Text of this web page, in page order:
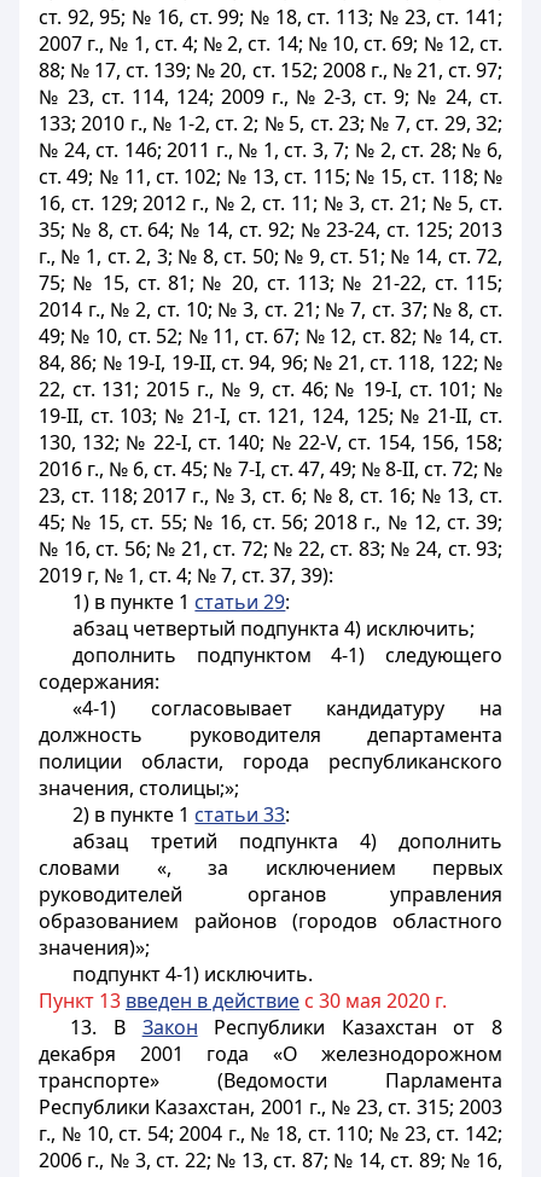
ст. 92, 95; № 16, ст. 99; № 18, ст. 113; № 23, ст. 141;
2007 г., № 1, ст. 4; № 2, ст. 14; № 10, ст. 69; № 12, ст.
88; № 17, ст. 139; № 20, ст. 152; 2008 г., № 21, ст. 97;
№ 23, ст. 114, 124; 2009 г., № 2-3, ст. 9; № 24, ст.
133; 2010 г., № 1-2, ст. 2; № 5, ст. 23; № 7, ст. 29, 32;
№ 24, ст. 146; 2011 г., № 1, ст. 3, 7; № 2, ст. 28; № 6,
ст. 49; № 11, ст. 102; № 13, ст. 115; № 15, ст. 118; №
16, ст. 129; 2012 г., № 2, ст. 11; № 3, ст. 21; № 5, ст.
35; № 8, ст. 64; № 14, ст. 92; № 23-24, ст. 125; 2013
г., № 1, ст. 2, 3; № 8, ст. 50; № 9, ст. 51; № 14, ст. 72,
75; № 15, ст. 81; № 20, ст. 113; № 21-22, ст. 115;
2014 г., № 2, ст. 10; № 3, ст. 21; № 7, ст. 37; № 8, ст.
49; № 10, ст. 52; № 11, ст. 67; № 12, ст. 82; № 14, ст.
84, 86; № 19-I, 19-II, ст. 94, 96; № 21, ст. 118, 122; №
22, ст. 131; 2015 г., № 9, ст. 46; № 19-I, ст. 101; №
19-II, ст. 103; № 21-I, ст. 121, 124, 125; № 21-II, ст.
130, 132; № 22-I, ст. 140; № 22-V, ст. 154, 156, 158;
2016 г., № 6, ст. 45; № 7-I, ст. 47, 49; № 8-II, ст. 72; №
23, ст. 118; 2017 г., № 3, ст. 6; № 8, ст. 16; № 13, ст.
45; № 15, ст. 55; № 16, ст. 56; 2018 г., № 12, ст. 39;
№ 16, ст. 56; № 21, ст. 72; № 22, ст. 83; № 24, ст. 93;
2019 г, № 1, ст. 4; № 7, ст. 37, 39):
1) в пункте 1 статьи 29:
абзац четвертый подпункта 4) исключить;
дополнить подпунктом 4-1) следующего
содержания:
«4-1) согласовывает кандидатуру на
должность руководителя департамента
полиции области, города республиканского
значения, столицы;»;
2) в пункте 1 статьи 33:
абзац третий подпункта 4) дополнить
словами «, за исключением первых
руководителей органов управления
образованием районов (городов областного
значения)»;
подпункт 4-1) исключить.
Пункт 13 введен в действие с 30 мая 2020 г.
13. В Закон Республики Казахстан от 8
декабря 2001 года «О железнодорожном
транспорте» (Ведомости Парламента
Республики Казахстан, 2001 г., № 23, ст. 315; 2003
г., № 10, ст. 54; 2004 г., № 18, ст. 110; № 23, ст. 142;
2006 г., № 3, ст. 22; № 13, ст. 87; № 14, ст. 89; № 16,